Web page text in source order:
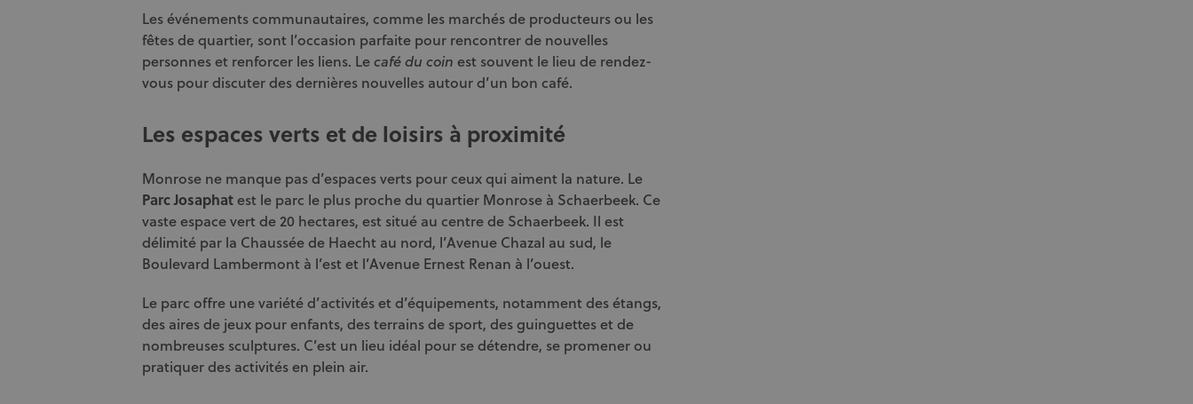
Les événements communautaires, comme les marchés de producteurs ou les
fêtes de quartier, sont l’occasion parfaite pour rencontrer de nouvelles
personnes et renforcer les liens. Lecafé du coin est souvent le lieu de rendez-
vous pour discuter des dernières nouvelles autour d’un bon café.
Les espaces verts et de loisirs à proximité
Monrose ne manque pas d’espaces verts pour ceux qui aiment la nature. Le
Parc Josaphatest le parc le plus proche du quartier Monrose à Schaerbeek. Ce
vaste espace vert de 20 hectares, est situé au centre de Schaerbeek. Il est
délimité par la Chaussée de Haecht au nord, l’Avenue Chazal au sud, le
Boulevard Lambermont à l’est et l’Avenue Ernest Renan à l’ouest.
Le parc offre une variété d’activités et d’équipements, notamment des étangs,
des aires de jeux pour enfants, des terrains de sport, des guinguettes et de
nombreuses sculptures. C’est un lieu idéal pour se détendre, se promener ou
pratiquer des activités en plein air.